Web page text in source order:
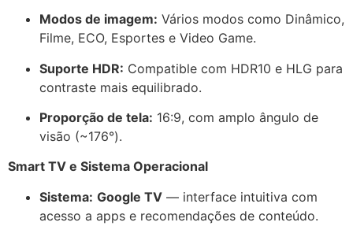
Modos de imagem: Vários modos como Dinâmico,
Filme, ECO, Esportes e Video Game.
Suporte HDR: Compatible com HDR10 e HLG para
contraste mais equilibrado.
Proporção de tela: 16:9, com amplo ângulo de
visão (~176°).
Smart TV e Sistema Operacional
Sistema: Google TV — interface intuitiva com
acesso a apps e recomendações de conteúdo.